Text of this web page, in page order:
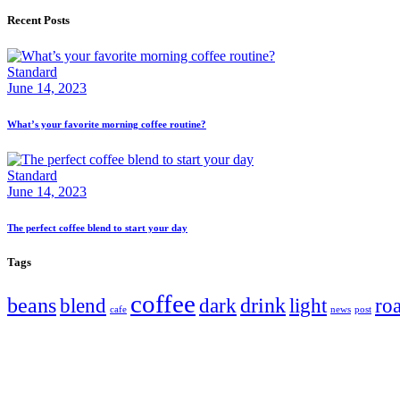
Recent Posts
Standard
June 14, 2023
What’s your favorite morning coffee routine?
Standard
June 14, 2023
The perfect coffee blend to start your day
Tags
beansblend cafe coffee dark drinklight news post